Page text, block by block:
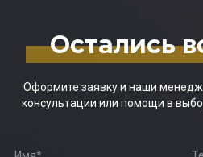
Остались
Оформите заявку и наши
консультации или помощи в